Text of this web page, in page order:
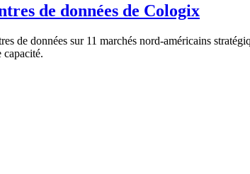
de données de Cologix
de données sur 11 marchés nord-américains
capacité.